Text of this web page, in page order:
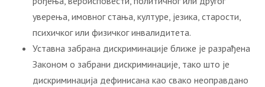
уверења, имовног стања, културе, језика, старости,
психичког или физичког инвалидитета.
Уставна забрана дискриминације ближе је разрађена
Законом о забрани дискриминације, тако што је
дискриминација дефинисана као свако неоправдано